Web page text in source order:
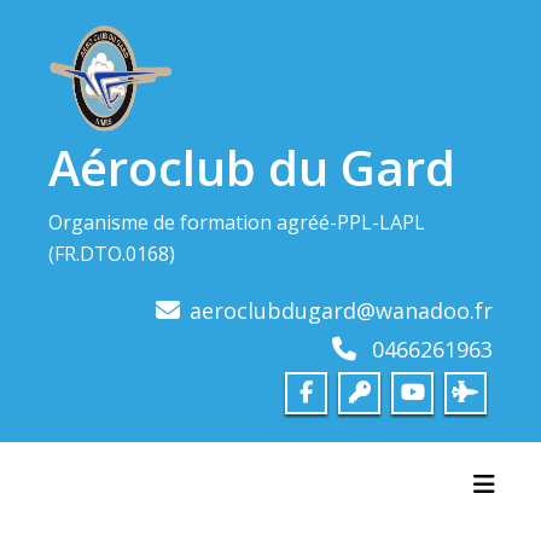
content
Aéroclub du Gard
Organisme de formation agréé-PPL-LAPL
(FR.DTO.0168)
aeroclubdugard@wanadoo.fr
0466261963